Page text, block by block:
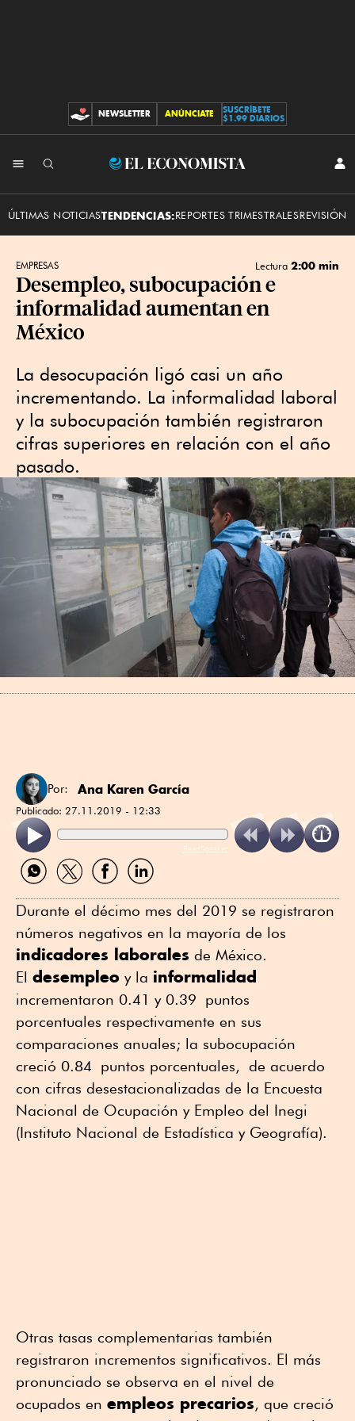
CONTRIBUCIONES
NEWSLETTER ANÚNCIATE
SUSCRÍBETE
$1.99 DIARIOS
El
ÚLTIMAS NOTICIASTENDENCIAS:REPORTES TRIMESTRALESREVISIÓN
EMPRESAS Lectura 2:00 min
Desempleo, subocupación e
informalidad aumentan en
México
La desocupación ligó casi un año
incrementando. La informalidad laboral
y la subocupación también registraron
cifras superiores en relación con el año
pasado.
Por: Ana Karen García
Publicado: 27.11.2019 - 12:33
ReadSpeaker
Compartir
por
Compartir
por
Compartir
por
Compartir
por
Durante el décimo mes del 2019 se registraron
números negativos en la mayoría de los
indicadores laborales de México.
El desempleo y la informalidad
incrementaron 0.41 y 0.39 puntos
porcentuales respectivamente en sus
comparaciones anuales; la subocupación
creció 0.84 puntos porcentuales, de acuerdo
con cifras desestacionalizadas de la Encuesta
Nacional de Ocupación y Empleo del Inegi
(Instituto Nacional de Estadística y Geografía).
Otras tasas complementarias también
registraron incrementos significativos. El más
pronunciado se observa en el nivel de
ocupados en empleos precarios, que creció